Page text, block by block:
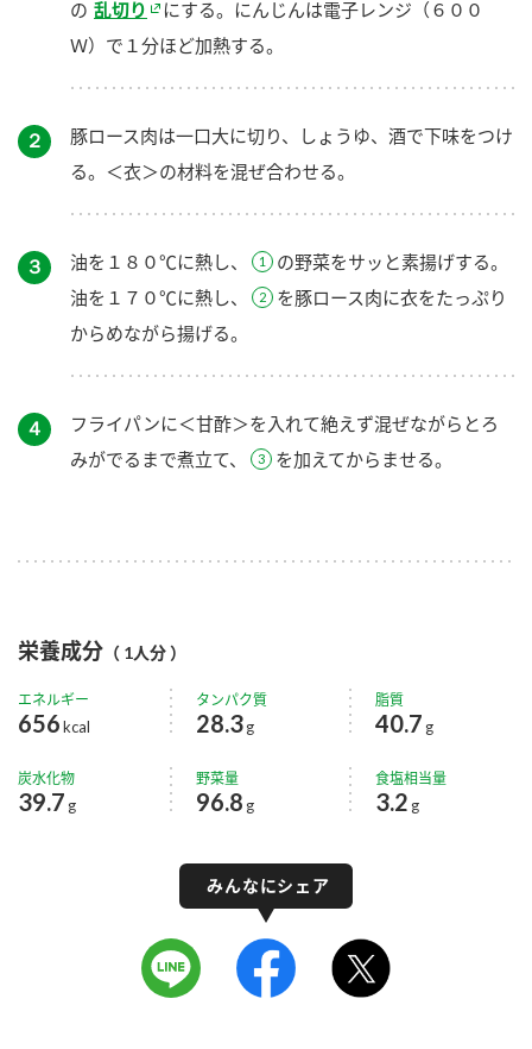
の 乱切り
にする。にんじんは電子レンジ（６００
Ｗ）で１分ほど加熱する。
２
豚ロース肉は一口大に切り、しょうゆ、酒で下味をつけ
る。＜衣＞の材料を混ぜ合わせる。
３ 油を１８０℃に熱し、
の野菜をサッと素揚げする。
油を１７０℃に熱し、
を豚ロース肉に衣をたっぷり
からめながら揚げる。
４
フライパンに＜甘酢＞を入れて絶えず混ぜながらとろ
みがでるまで煮立て、
を加えてからませる。
栄養成分 （ 1人分 ）
エネルギー
656kcal
タンパク質
28.3g
脂質
40.7 g
炭水化物
39.7 g
野菜量
96.8 g
食塩相当量
3.2 g